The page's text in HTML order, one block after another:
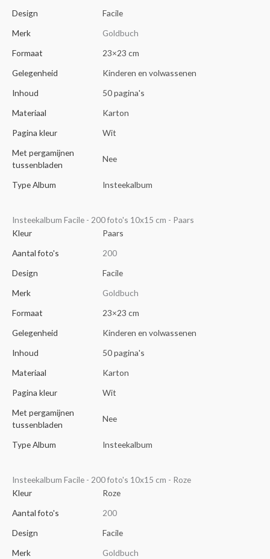
Design
Facile
Merk
Goldbuch
Formaat
23×23 cm
Gelegenheid
Kinderen en volwassenen
Inhoud
50 pagina's
Materiaal
Karton
Pagina kleur
Wit
Met pergamijnen
tussenbladen
Nee
Type Album Insteekalbum
Insteekalbum Facile - 200 foto's 10x15 cm - Paars
Kleur
Paars
Aantal foto's
200
Design
Facile
Merk
Goldbuch
Formaat
23×23 cm
Gelegenheid
Kinderen en volwassenen
Inhoud
50 pagina's
Materiaal
Karton
Pagina kleur
Wit
Met pergamijnen
tussenbladen
Nee
Type Album Insteekalbum
Insteekalbum Facile - 200 foto's 10x15 cm - Roze
Kleur
Roze
Aantal foto's
200
Design
Facile
Merk
Goldbuch